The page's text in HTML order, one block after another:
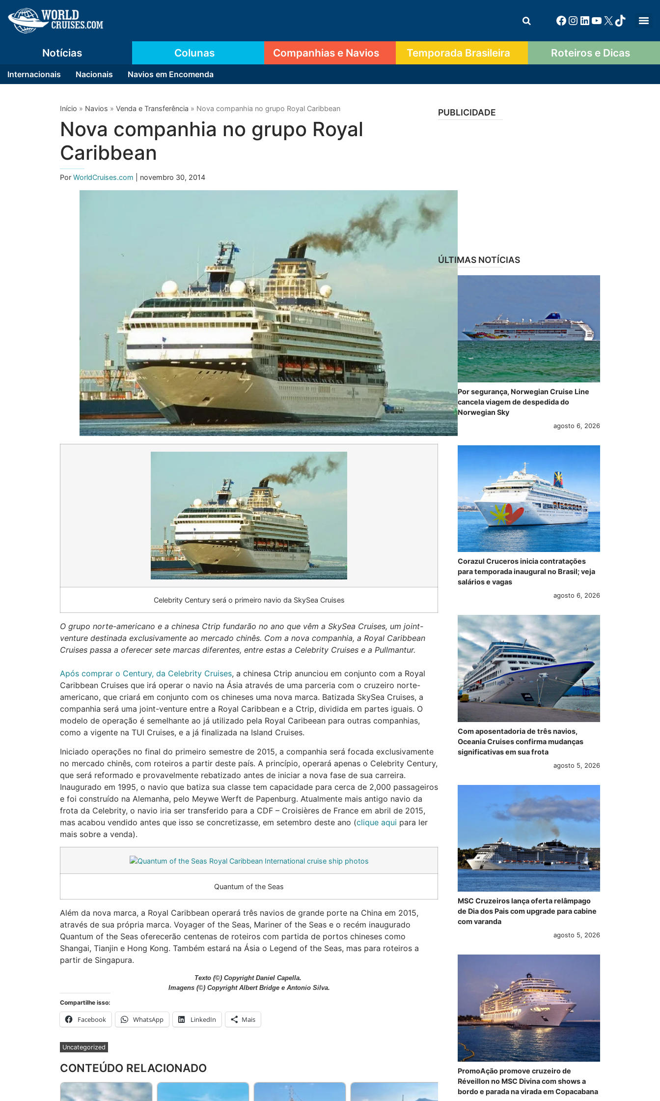
Notícias
Internacionais Nacionais Navios em Encomenda
Colunas Companhias e Navios Temporada Brasileira Roteiros e Dicas
Início » Navios » Venda e Transferência » Nova companhia no grupo Royal Caribbean
Nova companhia no grupo Royal
Caribbean
Por WorldCruises.com | novembro 30, 2014
Celebrity Century será o primeiro navio da SkySea Cruises
O grupo norte-americano e a chinesa Ctrip fundarão no ano que vêm a SkySea Cruises, um joint-
venture destinada exclusivamente ao mercado chinês. Com a nova companhia, a Royal Caribbean
Cruises passa a oferecer sete marcas diferentes, entre estas a Celebrity Cruises e a Pullmantur.
Após comprar o Century, da Celebrity Cruises, a chinesa Ctrip anunciou em conjunto com a Royal
Caribbean Cruises que irá operar o navio na Ásia através de uma parceria com o cruzeiro norte-
americano, que criará em conjunto com os chineses uma nova marca. Batizada SkySea Cruises, a
companhia será uma joint-venture entre a Royal Caribbean e a Ctrip, dividida em partes iguais. O
modelo de operação é semelhante ao já utilizado pela Royal Caribeean para outras companhias,
como a vigente na TUI Cruises, e a já finalizada na Island Cruises.
Iniciado operações no final do primeiro semestre de 2015, a companhia será focada exclusivamente
no mercado chinês, com roteiros a partir deste país. A princípio, operará apenas o Celebrity Century,
que será reformado e provavelmente rebatizado antes de iniciar a nova fase de sua carreira.
Inaugurado em 1995, o navio que batiza sua classe tem capacidade para cerca de 2,000 passageiros
e foi construído na Alemanha, pelo Meywe Werft de Papenburg. Atualmente mais antigo navio da
frota da Celebrity, o navio iria ser transferido para a CDF – Croisières de France em abril de 2015,
mas acabou vendido antes que isso se concretizasse, em setembro deste ano (clique aqui para ler
mais sobre a venda).
Quantum of the Seas
Além da nova marca, a Royal Caribbean operará três navios de grande porte na China em 2015,
através de sua própria marca. Voyager of the Seas, Mariner of the Seas e o recém inaugurado
Quantum of the Seas oferecerão centenas de roteiros com partida de portos chineses como
Shangai, Tianjin e Hong Kong. Também estará na Ásia o Legend of the Seas, mas para roteiros a
partir de Singapura.
Texto (©) Copyright Daniel Capella.
Imagens (©) Copyright Albert Bridge e Antonio Silva.
Compartilhe isso:
Facebook WhatsApp LinkedIn Mais
Uncategorized
CONTEÚDO RELACIONADO
PUBLICIDADE
ÚLTIMAS NOTÍCIAS
Por segurança, Norwegian Cruise Line
cancela viagem de despedida do
Norwegian Sky
agosto 6, 2026
Corazul Cruceros inicia contratações
para temporada inaugural no Brasil; veja
salários e vagas
agosto 6, 2026
Com aposentadoria de três navios,
Oceania Cruises confirma mudanças
significativas em sua frota
agosto 5, 2026
MSC Cruzeiros lança oferta relâmpago
de Dia dos Pais com upgrade para cabine
com varanda
agosto 5, 2026
PromoAção promove cruzeiro de
Réveillon no MSC Divina com shows a
bordo e parada na virada em Copacabana